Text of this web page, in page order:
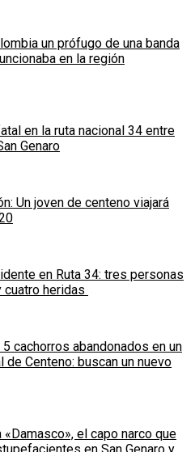
un prófugo de una banda
en la región
en la ruta nacional 34 entre
Genaro
Un joven de centeno viajará
en Ruta 34: tres personas
heridas
5 cachorros abandonados en un
de Centeno: buscan un nuevo
«Damasco», el capo narco que